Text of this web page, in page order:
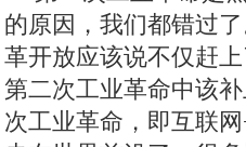
二是“减法”。首先
网金融之后，产生了
攻坚任务的第一项就
能。